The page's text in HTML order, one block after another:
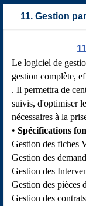
11. Gestion
Le logiciel de
gestion complète,
. Il permettra de
suivis, d'optimiser
nécessaires à la
Spécifications
Gestion des fiches
Gestion des
Gestion des
Gestion des pièces
Gestion des